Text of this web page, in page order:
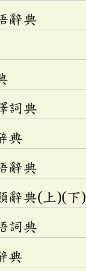
辭典
詞典
典
辭典
辭典(上)(下)
詞典
典